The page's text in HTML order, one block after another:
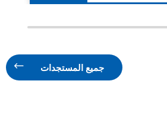
جميع المستجدات